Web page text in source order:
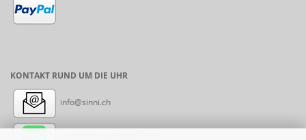
KONTAKT RUND UM DIE UHR
info@sinni.ch